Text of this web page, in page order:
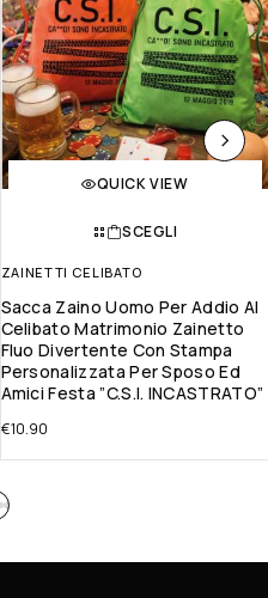
QUICK VIEW
SCEGLI
ZAINETTI CELIBATO
Sacca Zaino Uomo Per Addio Al
Celibato Matrimonio Zainetto
Fluo Divertente Con Stampa
Personalizzata Per Sposo Ed
Amici Festa ”C.S.I. INCASTRATO”
€10.90